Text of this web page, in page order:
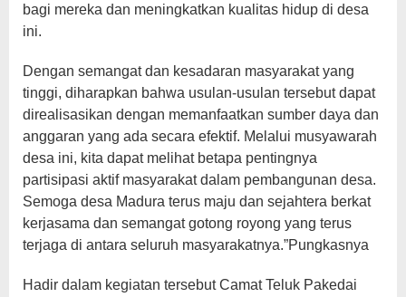
bagi mereka dan meningkatkan kualitas hidup di desa
ini.
Dengan semangat dan kesadaran masyarakat yang
tinggi, diharapkan bahwa usulan-usulan tersebut dapat
direalisasikan dengan memanfaatkan sumber daya dan
anggaran yang ada secara efektif. Melalui musyawarah
desa ini, kita dapat melihat betapa pentingnya
partisipasi aktif masyarakat dalam pembangunan desa.
Semoga desa Madura terus maju dan sejahtera berkat
kerjasama dan semangat gotong royong yang terus
terjaga di antara seluruh masyarakatnya.”Pungkasnya
Hadir dalam kegiatan tersebut Camat Teluk Pakedai